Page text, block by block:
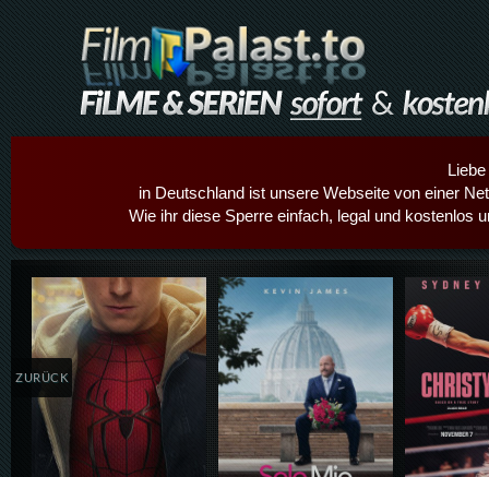
in Deutschland ist unsere Webseite von einer
Wie ihr diese Sperre einfach, legal und kostenlos
Details,Play Details,Play
ZURÜCK